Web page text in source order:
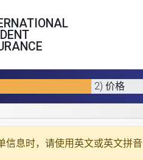
2) 价格
信息时，请使用 英文或英文拼音